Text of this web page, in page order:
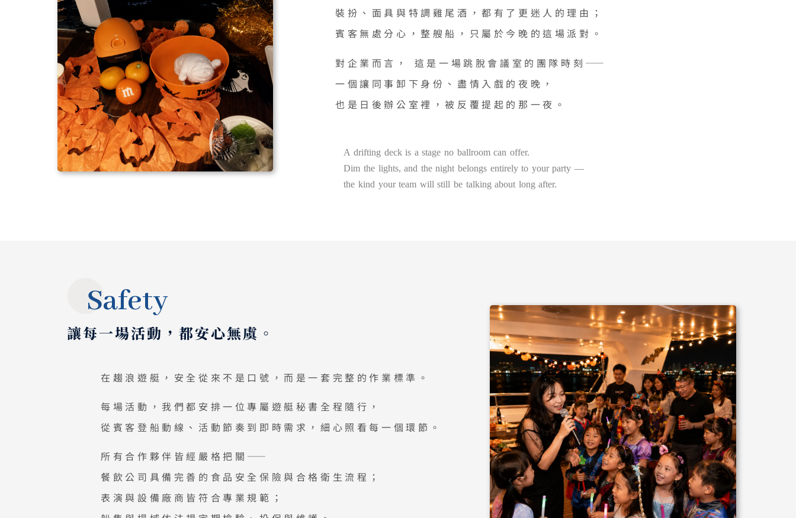
裝扮、面具與特調雞尾酒，都有了更迷人的理由；
賓客無處分心，整艘船，只屬於今晚的這場派對。
對企業而言， 這是一場跳脫會議室的團隊時刻——
一個讓同事卸下身份、盡情入戲的夜晚，
也是日後辦公室裡，被反覆提起的那一夜。
A drifting deck is a stage no ballroom can offer.
Dim the lights, and the night belongs entirely to your party —
the kind your team will still be talking about long after.
Safety
讓每一場活動，都安心無虞。
在趨浪遊艇，安全從來不是口號，而是一套完整的作業標準。
每場活動，我們都安排一位專屬遊艇秘書全程隨行，
從賓客登船動線、活動節奏到即時需求，細心照看每一個環節。
所有合作夥伴皆經嚴格把關——
餐飲公司具備完善的食品安全保險與合格衛生流程；
表演與設備廠商皆符合專業規範；